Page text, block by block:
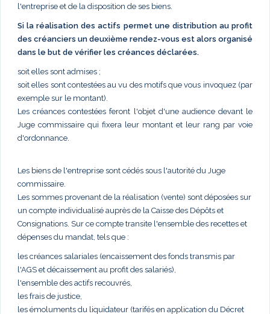
l'entreprise et de la disposition de ses biens.
Si la réalisation des actifs permet une distribution au profit
des créanciers un deuxième rendez-vous est alors organisé
dans le but de vérifier les créances déclarées.
soit elles sont admises ;
soit elles sont contestées au vu des motifs que vous invoquez (par
exemple sur le montant).
Les créances contestées feront l'objet d'une audience devant le
Juge commissaire qui fixera leur montant et leur rang par voie
d'ordonnance.
Les biens de l'entreprise sont cédés sous l'autorité du Juge
commissaire.
Les sommes provenant de la réalisation (vente) sont déposées sur
un compte individualisé auprès de la Caisse des Dépôts et
Consignations. Sur ce compte transite l'ensemble des recettes et
dépenses du mandat, tels que :
les créances salariales (encaissement des fonds transmis par
l'AGS et décaissement au profit des salariés),
l'ensemble des actifs recouvrés,
les frais de justice,
les émoluments du liquidateur (tarifés en application du Décret